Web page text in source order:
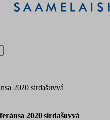
2020 sirdašuvvá
2020 sirdašuvvá